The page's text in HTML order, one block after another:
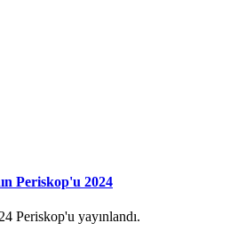
Periskop'u 2024
Periskop'u yayınlandı.